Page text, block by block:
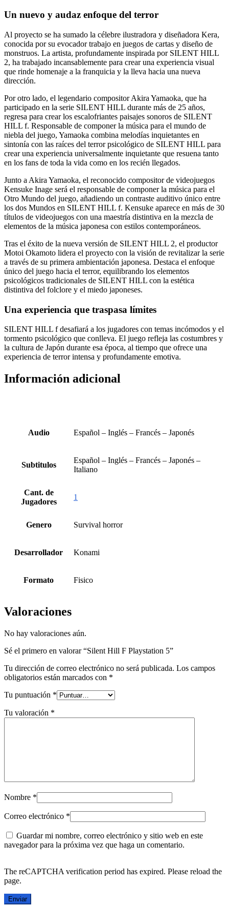
Un nuevo y audaz enfoque del terror
Al proyecto se ha sumado la célebre ilustradora y diseñadora Kera,
conocida por su evocador trabajo en juegos de cartas y diseño de
monstruos. La artista, profundamente inspirada por SILENT HILL
2, ha trabajado incansablemente para crear una experiencia visual
que rinde homenaje a la franquicia y la lleva hacia una nueva
dirección.
Por otro lado, el legendario compositor Akira Yamaoka, que ha
participado en la serie SILENT HILL durante más de 25 años,
regresa para crear los escalofriantes paisajes sonoros de SILENT
HILL f. Responsable de componer la música para el mundo de
niebla del juego, Yamaoka combina melodías inquietantes en
sintonía con las raíces del terror psicológico de SILENT HILL para
crear una experiencia universalmente inquietante que resuena tanto
en los fans de toda la vida como en los recién llegados.
Junto a Akira Yamaoka, el reconocido compositor de videojuegos
Kensuke Inage será el responsable de componer la música para el
Otro Mundo del juego, añadiendo un contraste auditivo único entre
los dos Mundos en SILENT HILL f. Kensuke aparece en más de 30
títulos de videojuegos con una maestría distintiva en la mezcla de
elementos de la música japonesa con estilos contemporáneos.
Tras el éxito de la nueva versión de SILENT HILL 2, el productor
Motoi Okamoto lidera el proyecto con la visión de revitalizar la serie
a través de su primera ambientación japonesa. Destaca el enfoque
único del juego hacia el terror, equilibrando los elementos
psicológicos tradicionales de SILENT HILL con la estética
distintiva del folclore y el miedo japoneses.
Una experiencia que traspasa límites
SILENT HILL f ​​desafiará a los jugadores con temas incómodos y el
tormento psicológico que conlleva. El juego refleja las costumbres y
la cultura de Japón durante esa época, al tiempo que ofrece una
experiencia de terror intensa y profundamente emotiva.
Información adicional
Audio Español – Inglés – Francés – Japonés
Subtitulos
Español – Inglés – Francés – Japonés –
Italiano
Cant. de
Jugadores
1
Genero Survival horror
Desarrollador Konami
Formato Fisico
Valoraciones
No hay valoraciones aún.
Sé el primero en valorar “Silent Hill F Playstation 5”
Tu dirección de correo electrónico no será publicada. Los campos
obligatorios están marcados con *
Tu puntuación *
Tu valoración *
Nombre *
Correo electrónico *
Guardar mi nombre, correo electrónico y sitio web en este
navegador para la próxima vez que haga un comentario.
The reCAPTCHA verification period has expired. Please reload the
page.